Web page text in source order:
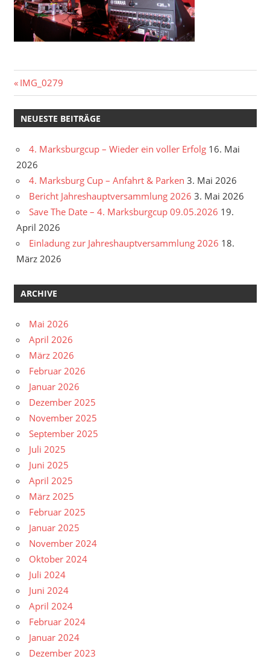
Beitragsnavigation
Vorheriger
Beitrag:
IMG_0279
NEUESTE BEITRÄGE
4. Marksburgcup – Wieder ein voller Erfolg 16. Mai
2026
4. Marksburg Cup – Anfahrt & Parken 3. Mai 2026
Bericht Jahreshauptversammlung 2026 3. Mai 2026
Save The Date – 4. Marksburgcup 09.05.2026 19.
April 2026
Einladung zur Jahreshauptversammlung 2026 18.
März 2026
ARCHIVE
Mai 2026
April 2026
März 2026
Februar 2026
Januar 2026
Dezember 2025
November 2025
September 2025
Juli 2025
Juni 2025
April 2025
März 2025
Februar 2025
Januar 2025
November 2024
Oktober 2024
Juli 2024
Juni 2024
April 2024
Februar 2024
Januar 2024
Dezember 2023